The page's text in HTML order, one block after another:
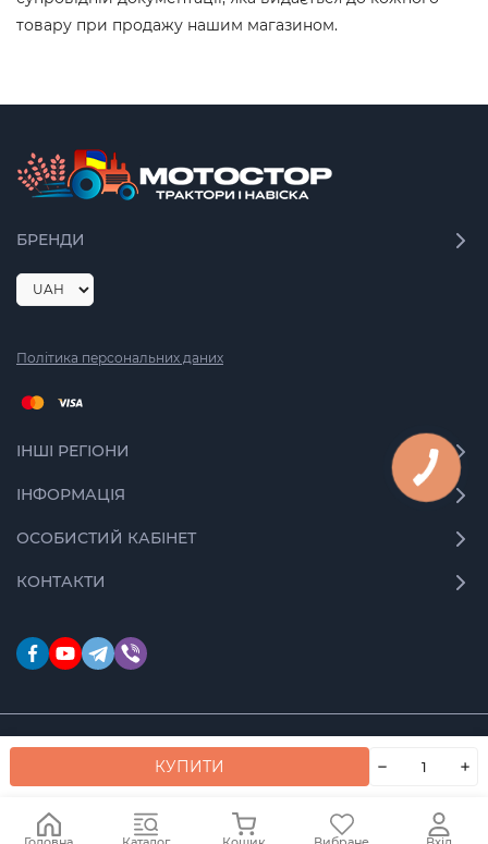
КУПИТИ
товару при продажу нашим магазином.
БРЕНДИ
Політика персональних даних
ІНШІ РЕГІОНИ
ІНФОРМАЦІЯ
ОСОБИСТИЙ КАБІНЕТ
КОНТАКТИ
© 2026 Moto Store. Усі права захищені